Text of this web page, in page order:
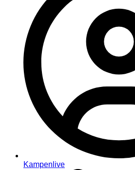
Kampenlive